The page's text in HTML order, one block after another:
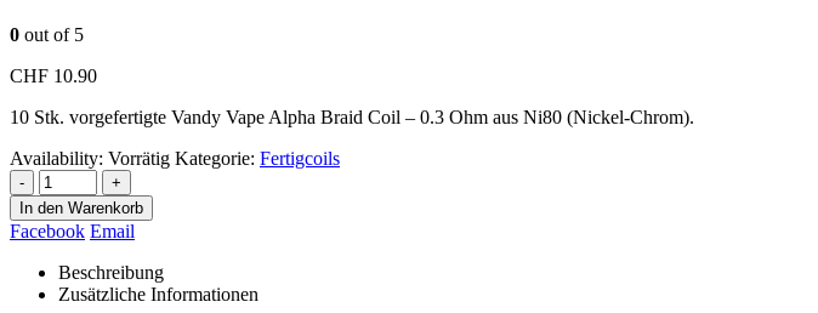
0 out of 5
CHF 10.90
10 Stk. vorgefertigte Vandy Vape Alpha Braid Coil – 0.3 Ohm aus Ni80 (Nickel-Chrom).
Availability: Vorrätig Kategorie: Fertigcoils
-
+
In den Warenkorb
Facebook Email
Beschreibung
Zusätzliche Informationen